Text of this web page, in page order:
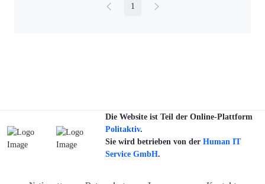
Seite
1
Die Website ist Teil der Online-Plattform
Politaktiv.
Sie wird betrieben von derHuman IT
Service GmbH.